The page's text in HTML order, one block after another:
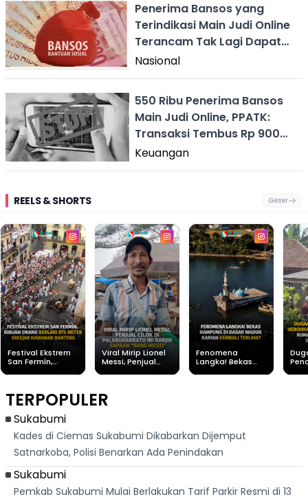
Penerima Bansos yang
Terindikasi Main Judi Online
Terancam Tak Lagi Dapat
Bantuan
Nasional
550 Ribu Penerima Bansos
Main Judi Online, PPATK:
Transaksi Tembus Rp 900
Miliar
Keuangan
REELS & SHORTS Geser
Festival Ekstrem
San Fermín,
Banteng
Viral Mirip Lionel
Messi, Penjual
"Bang Messi"
Fenomena
Langka! Bekas
TERPOPULER
Sukabumi
Kades di Ciemas Sukabumi Dikabarkan Dijemput
Satnarkoba, Polisi Benarkan Ada Penindakan
Sukabumi
Pemkab Sukabumi Mulai Berlakukan Tarif Parkir Resmi di 13